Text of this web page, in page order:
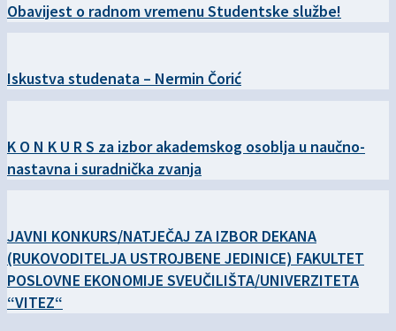
Obavijest o radnom vremenu Studentske službe!
Iskustva studenata – Nermin Čorić
K O N K U R S za izbor akademskog osoblja u naučno-
nastavna i suradnička zvanja
JAVNI KONKURS/NATJEČAJ ZA IZBOR DEKANA
(RUKOVODITELJA USTROJBENE JEDINICE) FAKULTET
POSLOVNE EKONOMIJE SVEUČILIŠTA/UNIVERZITETA
“VITEZ“